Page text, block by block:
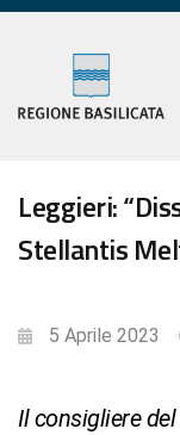
Leggieri:
Stellantis
5 Aprile 2023
Il consigliere